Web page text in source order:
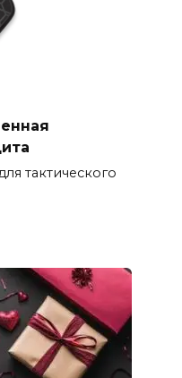
тактического